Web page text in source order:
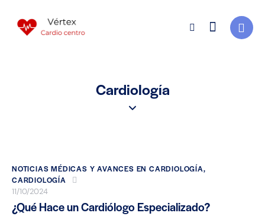
Cardiología
NOTICIAS MÉDICAS Y AVANCES EN CARDIOLOGÍA,
CARDIOLOGÍA
11/10/2024
¿Qué Hace un Cardiólogo Especializado?